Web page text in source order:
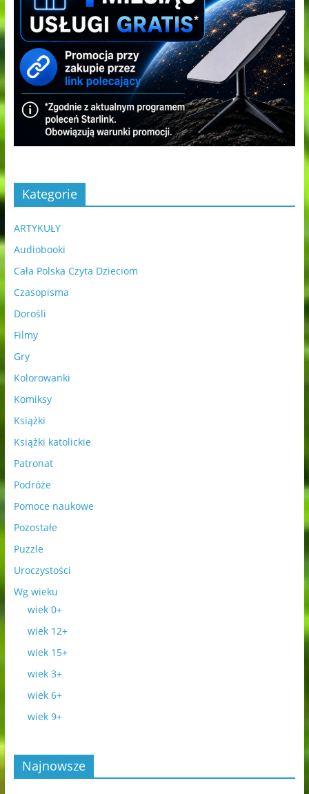
Kategorie
ARTYKUŁY
Audiobooki
Cała Polska Czyta Dzieciom
Czasopisma
Dorośli
Filmy
Gry
Kolorowanki
Komiksy
Książki
Książki katolickie
Patronat
Podróże
Pomoce naukowe
Pozostałe
Puzzle
Uroczystości
Wg wieku
wiek 0+
wiek 12+
wiek 15+
wiek 3+
wiek 6+
wiek 9+
Najnowsze